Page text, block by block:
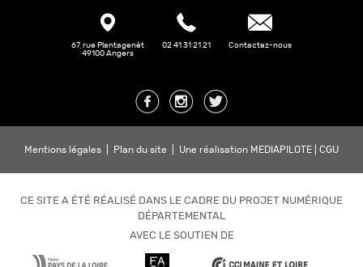
67, rue Plantagenêt
49100 Angers
02 41 31 21 21 Contactez-nous
Mentions légales Plan du site Une réalisation MEDIAPILOTE CGU
CE SITE A ÉTÉ RÉALISÉ DANS LE CADRE DU PROJET NUMÉRIQUE
DÉPARTEMENTAL
AVEC LE SOUTIEN DE